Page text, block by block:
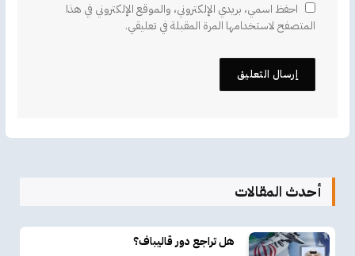
احفظ اسمي، بريدي الإلكتروني، والموقع الإلكتروني في هذا
المتصفح لاستخدامها المرة المقبلة في تعليقي.
أحدث المقالات
هل تراجع دور قاليباف؟